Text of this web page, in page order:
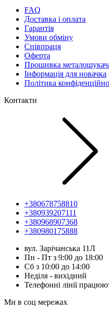
FAQ
Доставка і оплата
Гарантія
Умови обміну
Співпраця
Оферта
Прошивка
Інформація для новачка
Політика
Контакти
+380678758810
+380939207111
+380968907368
+380980175888
вул. Зарічанська 11Л
Пн - Пт з 9:00 до 18:00
Сб з 10:00 до 14:00
Неділя - вихідний
Телефонні лінії
Ми в соц мережах